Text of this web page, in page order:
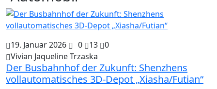
19. Januar 2026 0 13
0
Vivian Jaqueline Trzaska
Der Busbahnhof der Zukunft: Shenzhens
vollautomatisches 3D-Depot „Xiasha/Futian“